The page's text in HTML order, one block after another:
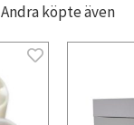
Andra köpte även